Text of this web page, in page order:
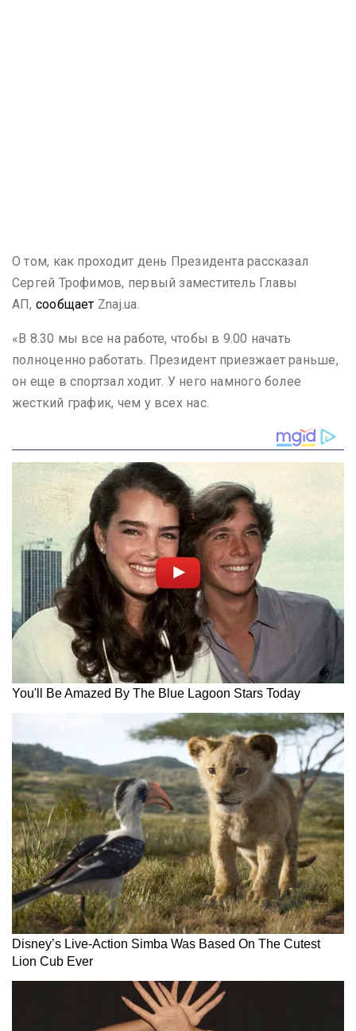
О том, как проходит день Президента рассказал
Сергей Трофимов, первый заместитель Главы
АП, сообщает Znaj.ua.
«В 8.30 мы все на работе, чтобы в 9.00 начать
полноценно работать. Президент приезжает раньше,
он еще в спортзал ходит. У него намного более
жесткий график, чем у всех нас.